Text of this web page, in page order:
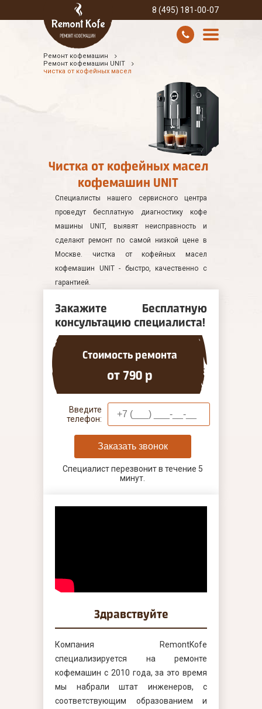
8 (495) 181-00-07
УСЛУГИ И ЦЕНЫ
Ремонт кофемашин
Ремонт кофемашин UNIT
чистка от кофейных масел
Чистка от кофейных масел
кофемашин UNIT
Специалисты нашего сервисного центра
проведут бесплатную диагностику кофе
машины UNIT, выявят неисправность и
сделают ремонт по самой низкой цене в
Москве. чистка от кофейных масел
кофемашин UNIT - быстро, качественно с
гарантией.
Закажите Бесплатную
консультацию специалиста!
Стоимость ремонта
от 790 р
Введите
телефон:
Заказать звонок
Специалист перезвонит в течение 5
минут.
Здравствуйте
Компания RemontKofe
специализируется на ремонте
кофемашин с 2010 года, за это время
мы набрали штат инженеров, с
соответствующим образованием и